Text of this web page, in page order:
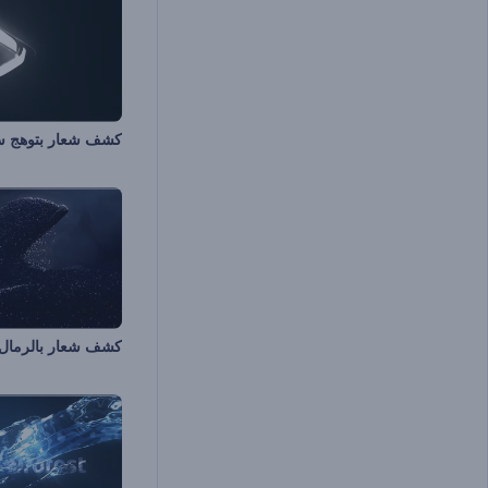
كشف شعار بتوهج
كشف شعار بالرمال